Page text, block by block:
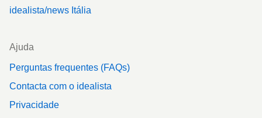
idealista/news Itália
Ajuda
Perguntas frequentes (FAQs)
Contacta com o idealista
Privacidade